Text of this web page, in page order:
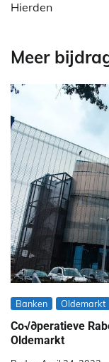
Hierden
Meer
Banken Oldemarkt
Co√∂peratieve
Oldemarkt